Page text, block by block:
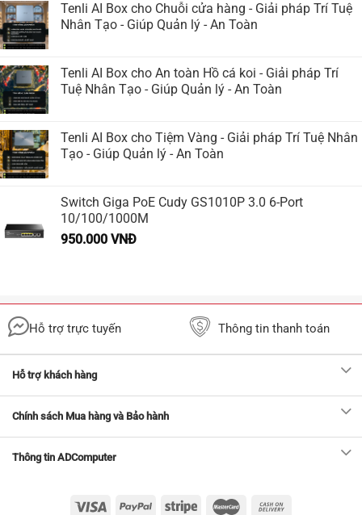
Tenli AI Box cho Chuỗi cửa hàng - Giải pháp Trí Tuệ
Nhân Tạo - Giúp Quản lý - An Toàn
Tenli AI Box cho An toàn Hồ cá koi - Giải pháp Trí
Tuệ Nhân Tạo - Giúp Quản lý - An Toàn
Tenli AI Box cho Tiệm Vàng - Giải pháp Trí Tuệ Nhân
Tạo - Giúp Quản lý - An Toàn
Switch Giga PoE Cudy GS1010P 3.0 6-Port
10/100/1000M
950.000 VNĐ
Hỗ trợ trực tuyến Thông tin thanh toán
Hỗ trợ khách hàng
Chính sách Mua hàng và Bảo hành
Thông tin ADComputer